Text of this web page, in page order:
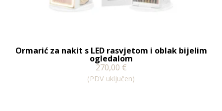
Ormarić za nakit s LED rasvjetom i oblak bijelim
ogledalom
270,00 €
(PDV uključen)